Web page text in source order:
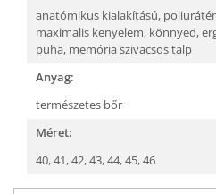
anatómikus kialakítású,
maximalis kenyelem, könnyed,
puha, memória szivacsos talp
Anyag:
természetes bőr
Méret:
40,41,42,43,44,45,46